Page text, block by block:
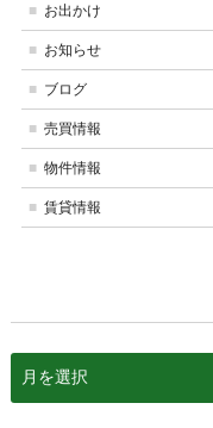
お出かけ
お知らせ
ブログ
売買情報
物件情報
賃貸情報
ー